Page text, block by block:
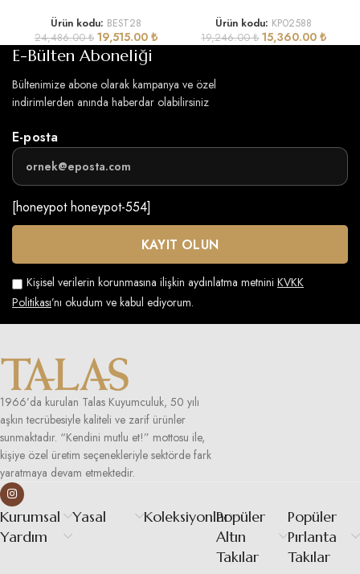
Ürün kodu: BEST28
24,486.00₺ 19,515.00 ₺
Ürün kodu: KP02588
19,246.00₺ 15,360.00₺
E-Bülten Aboneliği
Bültenimize abone olarak kampanya ve özel
indirimlerden anında haberdar olabilirsiniz
E-posta
[honeypot honeypot-554]
Kişisel verilerin korunmasına ilişkin aydınlatma metnini KVKK
Politikası’nı okudum ve kabul ediyorum.
1966’da kurulan Talas Kuyumculuk, 50 yılı
aşkın tecrübesiyle kaliteli ve zarif ürünler
sunmaktadır. “Kendini mutlu et!” mottosu ile,
kişiye özel üretim seçenekleriyle sektörde fark
yaratmaya devam etmektedir.
Kurumsal
Yardım
Yasal KoleksiyonlarPopüler
Altın
Takılar
Popüler
Pırlanta
Takılar